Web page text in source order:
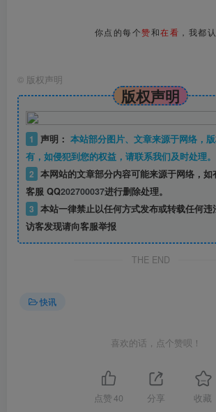
你点的每个赞和在看 ，我都
© 版权声明
版权声明
1 声明： 本站部分图片、文章来源于网络，
有，如侵犯到您的权益，请联系我们及时处理。
2 本网站的文章部分内容可能来源于网络，如
客服 QQ202700037进行删除处理。
3 本站一律禁止以任何方式发布或转载任何违
访客发现请向客服举报
THE END
快讯
喜欢的话，点个赞呗！
点赞 40 分享 收藏